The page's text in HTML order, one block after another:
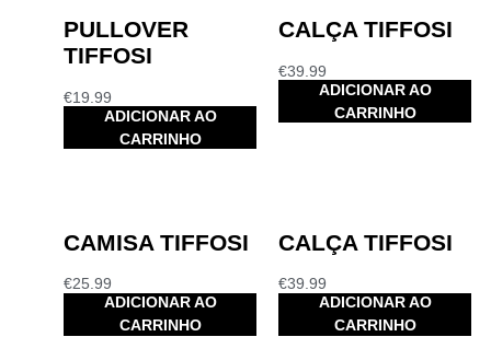
PULLOVER
TIFFOSI
€19.99
ADICIONAR AO
CARRINHO
CALÇA TIFFOSI
€39.99
ADICIONAR AO
CARRINHO
CAMISA TIFFOSI
€25.99
ADICIONAR AO
CARRINHO
CALÇA TIFFOSI
€39.99
ADICIONAR AO
CARRINHO